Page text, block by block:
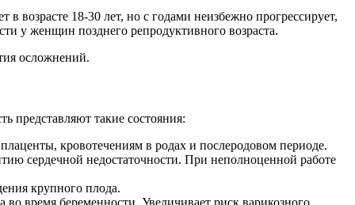
возрасте 18-30 лет, но с годами неизбежно прогрессирует,
у женщин позднего репродуктивного возраста.
осложнений.
представляют такие состояния:
кровотечениям в родах и послеродовом периоде.
сердечной недостаточности. При неполноценной работе
крупного плода.